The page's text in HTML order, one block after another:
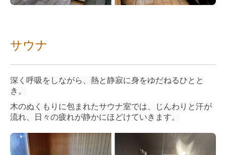
サウナ
深く呼吸をしながら、熱と静寂に身をゆだねるひとと
き。
木のぬくもりに包まれたサウナ室では、じんわりと汗が
流れ、日々の疲れが静かにほどけていきます。